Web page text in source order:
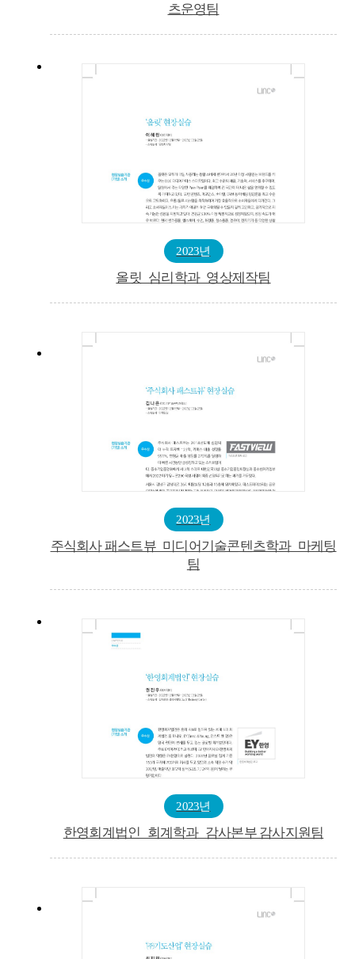
츠운영팀
2023년
올릿_심리학과_영상제작팀
2023년
주식회사 패스트뷰_미디어기술콘텐츠학과_마케팅
팀
2023년
한영회계법인_회계학과_감사본부 감사지원팀